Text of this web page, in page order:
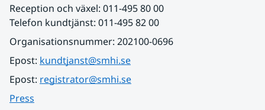
Reception och växel: 011-495 80 00
Telefon kundtjänst: 011-495 82 00
Organisationsnummer: 202100-0696
Epost: kundtjanst@smhi.se
Epost: registrator@smhi.se
Press